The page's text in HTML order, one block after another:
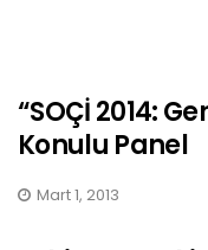
“SOÇİ 2014:
Konulu Panel
Mart 1, 2013